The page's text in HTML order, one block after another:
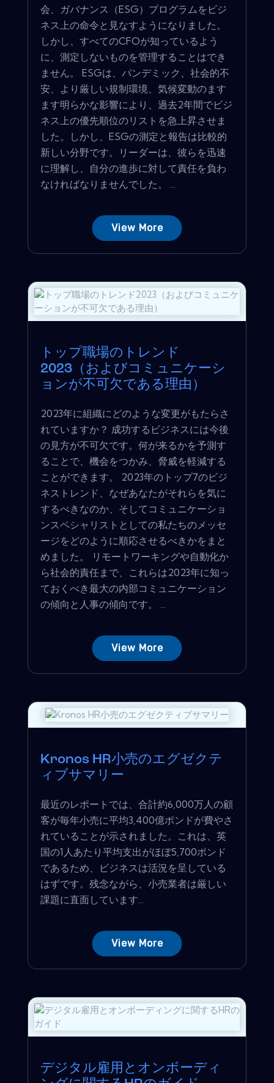
会、ガバナンス（ESG）プログラムをビジ
ネス上の命令と見なすようになりました。
しかし、すべてのCFOが知っているよう
に、測定しないものを管理することはでき
ません。 ESGは、パンデミック、社会的不
安、より厳しい規制環境、気候変動のます
ます明らかな影響により、過去2年間でビジ
ネス上の優先順位のリストを急上昇させま
した。しかし、ESGの測定と報告は比較的
新しい分野です。リーダーは、彼らを迅速
に理解し、自分の進歩に対して責任を負わ
なければなりませんでした。 ...
View More
トップ職場のトレンド
2023（およびコミュニケーシ
ョンが不可欠である理由）
2023年に組織にどのような変更がもたらさ
れていますか？ 成功するビジネスには今後
の見方が不可欠です。何が来るかを予測す
ることで、機会をつかみ、脅威を軽減する
ことができます。 2023年のトップ7のビジ
ネストレンド、なぜあなたがそれらを気に
するべきなのか、そしてコミュニケーショ
ンスペシャリストとしての私たちのメッセ
ージをどのように順応させるべきかをまと
めました。 リモートワーキングや自動化か
ら社会的責任まで、これらは2023年に知っ
ておくべき最大の内部コミュニケーション
の傾向と人事の傾向です。 ...
View More
Kronos HR小売のエグゼクテ
ィブサマリー
最近のレポートでは、合計約6,000万人の顧
客が毎年小売に平均3,400億ポンドが費やさ
れていることが示されました。これは、英
国の1人あたり平均支出がほぼ5,700ポンド
であるため、ビジネスは活況を呈している
はずです。残念ながら、小売業者は厳しい
課題に直面しています...
View More
デジタル雇用とオンボーディ